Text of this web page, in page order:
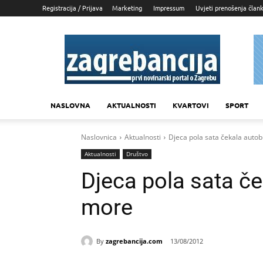
Registracija / Prijava Marketing Impressum Uvjeti prenošenja
Zagrebancija
NASLOVNA AKTUALNOSTI KVARTOVI SPORT
Naslovnica Aktualnosti Djeca pola sata čekala
Aktualnosti Društvo
Djeca pola sata
more
By zagrebancija.com 13/08/2012